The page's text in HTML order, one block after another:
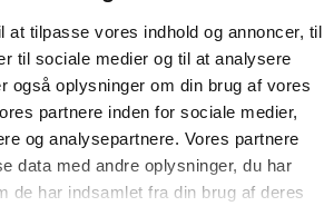
at tilpasse vores indhold og annoncer, til
til sociale medier og til at analysere
også oplysninger om din brug af vores
partnere inden for sociale medier,
og analysepartnere. Vores partnere
data med andre oplysninger, du har
de har indsamlet fra din brug af deres
Linex
også